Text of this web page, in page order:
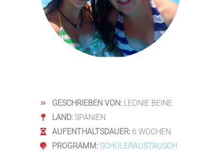
GESCHRIEBEN VON: LEONIE BEINE
LAND:SPANIEN
AUFENTHALTSDAUER:6 WOCHEN
PROGRAMM: SCHÜLERAUSTAUSCH